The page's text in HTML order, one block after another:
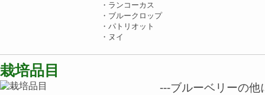
・ランコーカス
・ブルークロップ
・パトリオット
・ヌイ
栽培品目
---ブルーベリーの他